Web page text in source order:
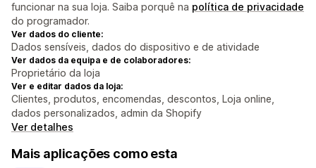
funcionar na sua loja. Saiba porquê na política de privacidade
do programador.
Ver dados do cliente:
Dados sensíveis, dados do dispositivo e de atividade
Ver dados da equipa e de colaboradores:
Proprietário da loja
Ver e editar dados da loja:
Clientes, produtos, encomendas, descontos, Loja online,
dados personalizados, admin da Shopify
Ver detalhes
Mais aplicações como esta